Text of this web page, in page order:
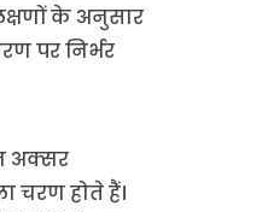
के अनुसार
पर निर्भर
अक्सर
होते हैं।